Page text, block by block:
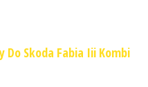
Do Skoda Fabia Iii Kombi